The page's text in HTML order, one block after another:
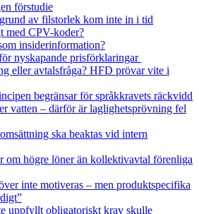
förstudie
av filstorlek kom inte in i tid
med CPV-koder?
insiderinformation?
nyskapande prisförklaringar
eller avtalsfråga? HFD prövar vite i
begränsar för språkkravets räckvidd
vatten – därför är laglighetsprövning fel
ska beaktas vid intern
om högre löner än kollektivavtal förenliga
inte motiveras – men produktspecifika
uppfyllt obligatoriskt krav skulle